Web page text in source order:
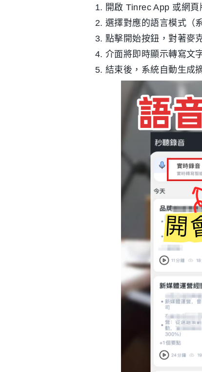
開啟 Tinrec App 或網
選擇對應的語言模式（
點擊開始按鈕，對著麥
介面將即時顯示轉寫文
結束後，系統自動生成